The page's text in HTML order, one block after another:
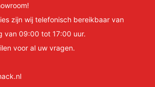
zijn wij telefonisch bereikbaar van
van 09:00 tot 17:00 uur.
voor al uw vragen.